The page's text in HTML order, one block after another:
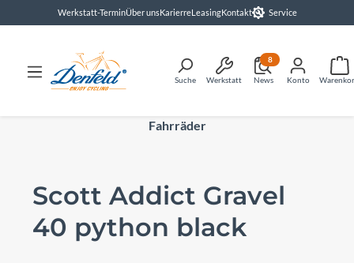
springenWerkstatt-TerminÜber unsKarierreLeasingKontakt Service
Suche Werkstatt News
8
Konto
Fahrräder
Scott Addict Gravel
40 python black